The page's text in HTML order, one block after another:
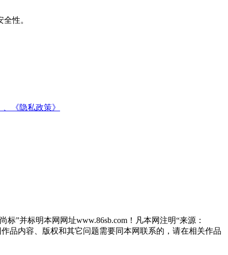
性。
《隐私政策》
”并标明本网网址www.86sb.com！凡本网注明“来源：
品内容、版权和其它问题需要同本网联系的，请在相关作品